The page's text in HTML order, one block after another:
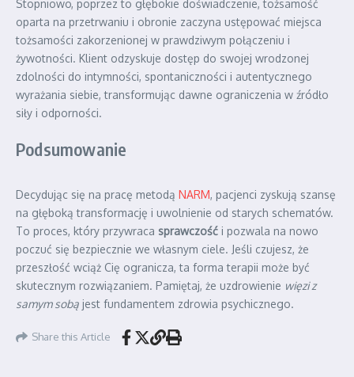
Stopniowo, poprzez to głębokie doświadczenie, tożsamość
oparta na przetrwaniu i obronie zaczyna ustępować miejsca
tożsamości zakorzenionej w prawdziwym połączeniu i
żywotności. Klient odzyskuje dostęp do swojej wrodzonej
zdolności do intymności, spontaniczności i autentycznego
wyrażania siebie, transformując dawne ograniczenia w źródło
siły i odporności.
Podsumowanie
Decydując się na pracę metodą NARM, pacjenci zyskują szansę
na głęboką transformację i uwolnienie od starych schematów.
To proces, który przywraca sprawczość i pozwala na nowo
poczuć się bezpiecznie we własnym ciele. Jeśli czujesz, że
przeszłość wciąż Cię ogranicza, ta forma terapii może być
skutecznym rozwiązaniem. Pamiętaj, że uzdrowienie więzi z
samym sobą jest fundamentem zdrowia psychicznego.
Share this Article